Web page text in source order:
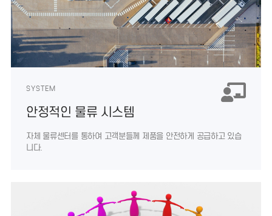
SYSTEM
안정적인 물류 시스템
자체 물류센터를 통하여 고객분들께 제품을 안전하게 공급하고 있습
니다.